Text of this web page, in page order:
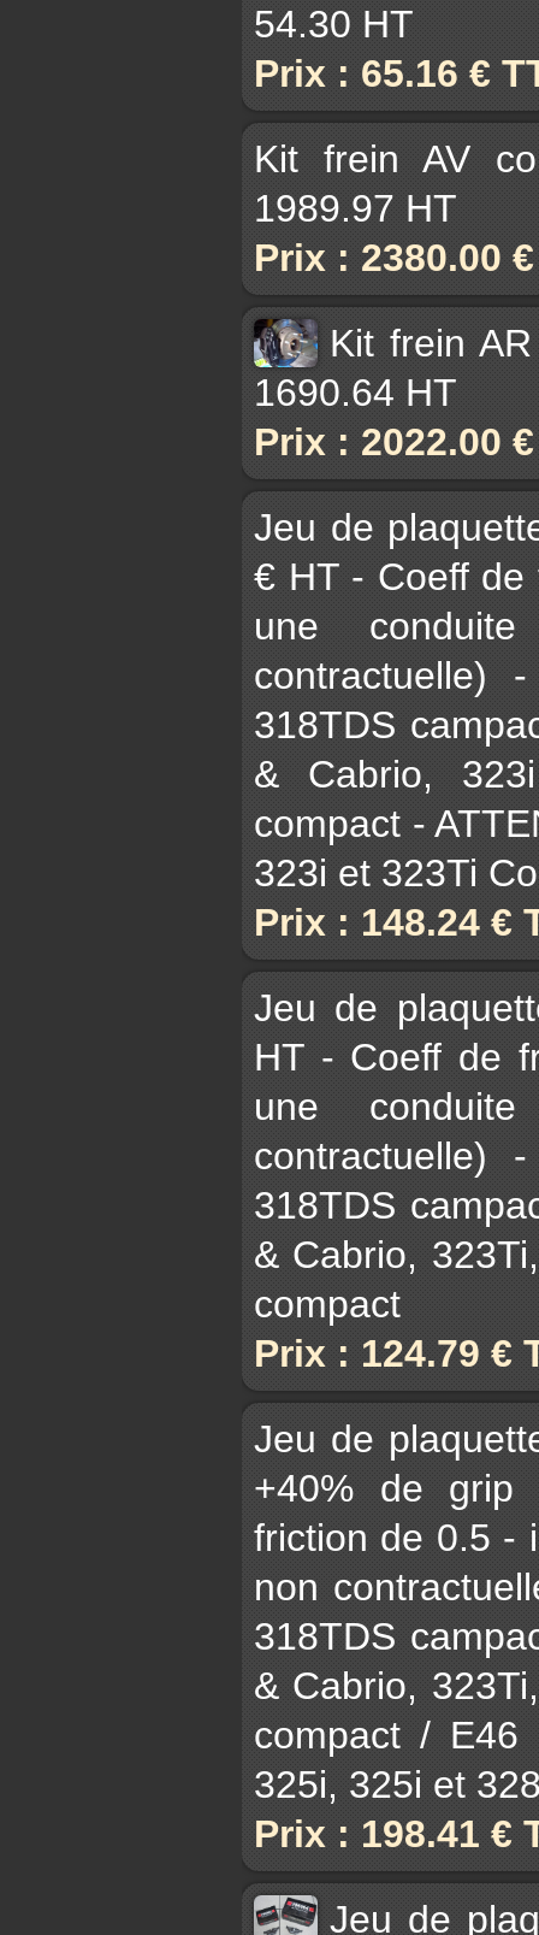
54.30 HT
Prix : 65.16 €
Kit frein AV
1989.97 HT
Prix : 2380.00
Kit frein
1690.64 HT
Prix : 2022.00
Jeu de
€ HT - Coeff de
une
contractuelle)
318TDS
& Cabrio,
compact -
323i et 323Ti
Prix : 148.24 €
Jeu de
HT - Coeff de
une
contractuelle)
318TDS
& Cabrio,
compact
Prix : 124.79 €
Jeu de
+40% de grip
friction de 0.5 -
non
318TDS
& Cabrio,
compact / E46
325i, 325i et
Prix : 198.41 €
Jeu de